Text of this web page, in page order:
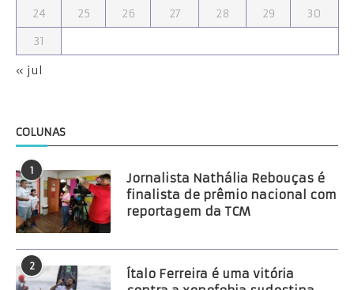
24
25 26 27 28 29
30
31
« jul
COLUNAS
1
Jornalista Nathália Rebouças é
finalista de prêmio nacional com
reportagem da TCM
2
Ítalo Ferreira é uma vitória